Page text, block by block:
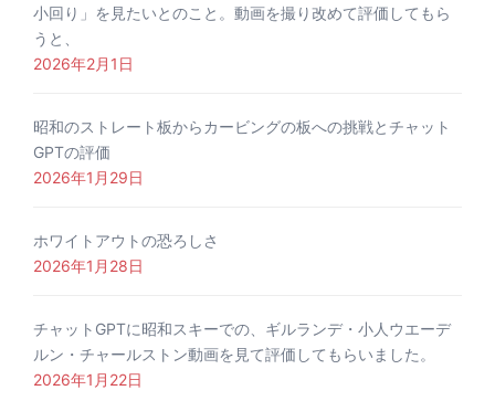
小回り」を見たいとのこと。動画を撮り改めて評価してもら
うと、
2026年2月1日
昭和のストレート板からカービングの板への挑戦とチャット
GPTの評価
2026年1月29日
ホワイトアウトの恐ろしさ
2026年1月28日
チャットGPTに昭和スキーでの、ギルランデ・小人ウエーデ
ルン・チャールストン動画を見て評価してもらいました。
2026年1月22日